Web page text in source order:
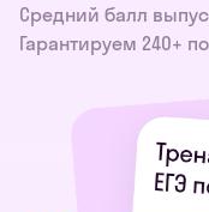
Средний балл
Гарантируем 240+